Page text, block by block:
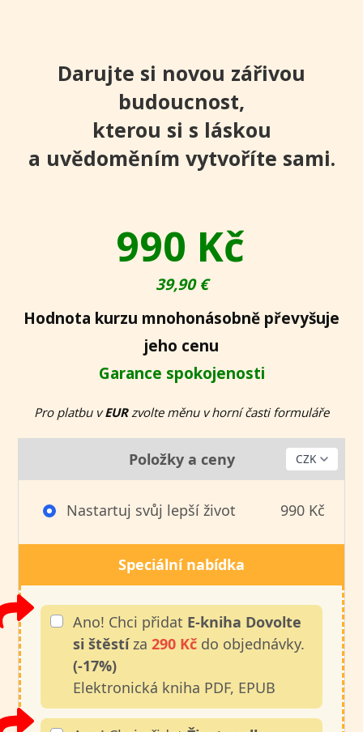
Darujte si novou zářivou
budoucnost,
kterou si s láskou
a uvědoměním vytvoříte sami.
990 Kč
39,90 €
Hodnota kurzu mnohonásobně převyšuje
jeho cenu
Garance spokojenosti
Pro platbu vEURzvolte měnu v horní časti formuláře
Položky a ceny
Nastartuj svůj lepší život 990 Kč
Speciální nabídka
Ano! Chci přidat E-kniha Dovolte
si štěstíza290 Kč do objednávky.
(-17%)
Elektronická kniha PDF, EPUB